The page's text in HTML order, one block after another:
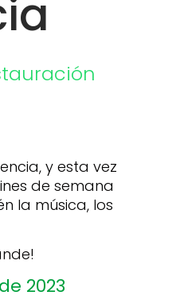
y esta vez
de semana
la música, los
2023